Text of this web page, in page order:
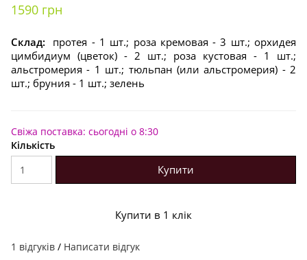
1590 грн
Склад:
протея - 1 шт.; роза кремовая - 3 шт.; орхидея
цимбидиум (цветок) - 2 шт.; роза кустовая - 1 шт.;
альстромерия - 1 шт.; тюльпан (или альстромерия) - 2
шт.; бруния - 1 шт.; зелень
Свіжа поставка: сьогодні о 8:30
Кількість
Купити
Купити в 1 клік
1 відгуків / Написати відгук